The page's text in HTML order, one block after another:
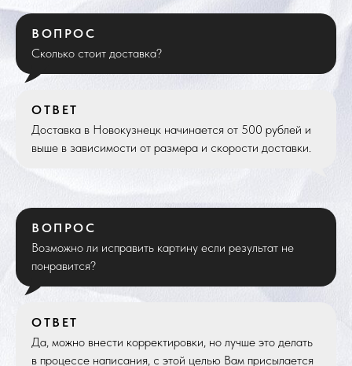
ВОПРОС
Сколько стоит доставка?
ОТВЕТ
Доставка в Новокузнецк начинается от 500 рублей и
выше в зависимости от размера и скорости доставки.
ВОПРОС
Возможно ли исправить картину если результат не
понравится?
ОТВЕТ
Да, можно внести корректировки, но лучше это делать
в процессе написания, с этой целью Вам присылается